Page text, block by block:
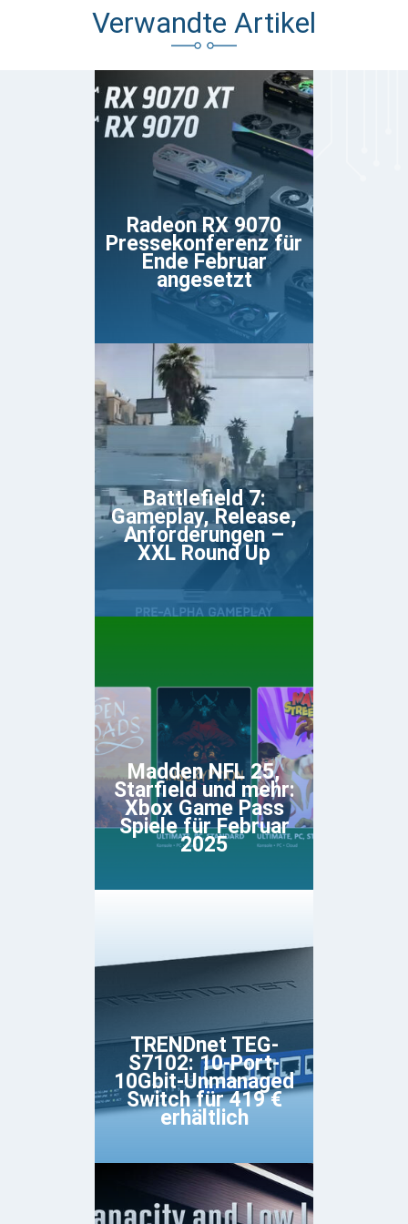
Verwandte Artikel
Radeon RX 9070
Pressekonferenz für
Ende Februar
angesetzt
Battlefield 7:
Gameplay, Release,
Anforderungen –
XXL Round Up
Madden NFL 25,
Starfield und mehr:
Xbox Game Pass
Spiele für Februar
2025
TRENDnet TEG-
S7102: 10-Port-
10Gbit-Unmanaged
Switch für 419 €
erhältlich